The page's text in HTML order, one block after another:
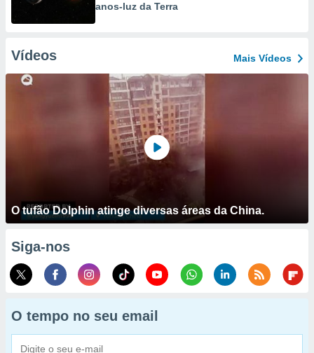
anos-luz da Terra
Vídeos Mais Vídeos
O tufão Dolphin atinge diversas áreas da China.
Siga-nos
O tempo no seu email